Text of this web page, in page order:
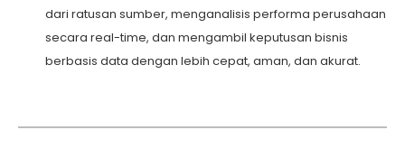
dari ratusan sumber, menganalisis performa perusahaan
secara real-time, dan mengambil keputusan bisnis
berbasis data dengan lebih cepat, aman, dan akurat.